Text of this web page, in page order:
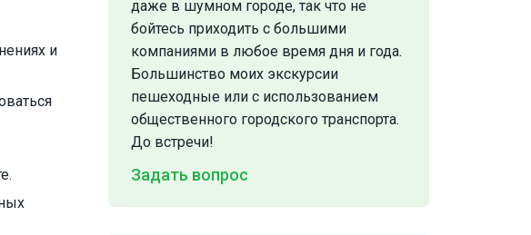
и
даже в шумном городе, так что не
бойтесь приходить с большими
компаниями в любое время дня и года.
Большинство моих экскурсии
пешеходные или с использованием
общественного городского транспорта.
До встречи!
Задать вопрос